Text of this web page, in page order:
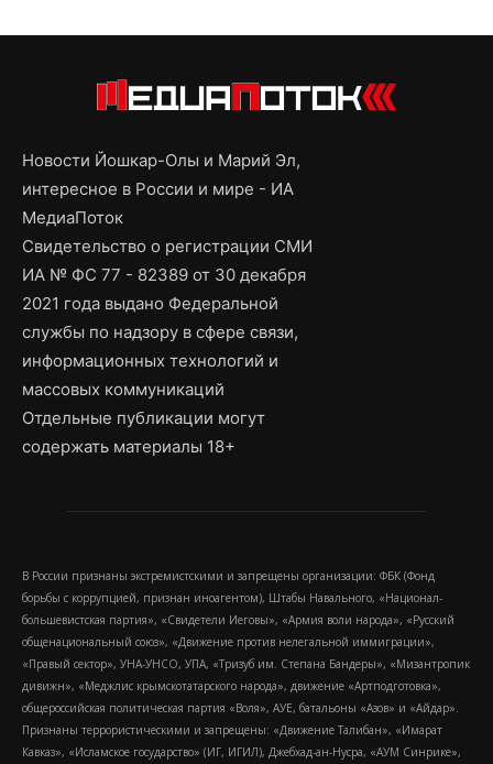
Новости Йошкар-Олы и Марий Эл,
интересное в России и мире - ИА
МедиаПоток
Свидетельство о регистрации СМИ
ИА № ФС 77 - 82389 от 30 декабря
2021 года выдано Федеральной
службы по надзору в сфере связи,
информационных технологий и
массовых коммуникаций
Отдельные публикации могут
содержать материалы 18+
В России признаны экстремистскими и запрещены организации: ФБК (Фонд
борьбы с коррупцией, признан иноагентом), Штабы Навального, «Национал-
большевистская партия», «Свидетели Иеговы», «Армия воли народа», «Русский
общенациональный союз», «Движение против нелегальной иммиграции»,
«Правый сектор», УНА-УНСО, УПА, «Тризуб им. Степана Бандеры», «Мизантропик
дивижн», «Меджлис крымскотатарского народа», движение «Артподготовка»,
общероссийская политическая партия «Воля», АУЕ, батальоны «Азов» и «Айдар».
Признаны террористическими и запрещены: «Движение Талибан», «Имарат
Кавказ», «Исламское государство» (ИГ, ИГИЛ), Джебхад-ан-Нусра, «АУМ Синрике»,